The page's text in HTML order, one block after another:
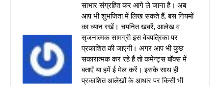
साभार संग्रहित कर आगे ले जाना है। अब
आप भी शुभजिता में लिख सकते हैं, बस नियमों
का ध्यान रखें। चयनित खबरें, आलेख व
सृजनात्मक सामग्री इस वेबपत्रिका पर
प्रकाशित की जाएगी। अगर आप भी कुछ
सकारात्मक कर रहे हैं तो कमेन्ट्स बॉक्स में
बताएँ या हमें ई मेल करें। इसके साथ ही
प्रकाशित आलेखों के आधार पर किसी भी